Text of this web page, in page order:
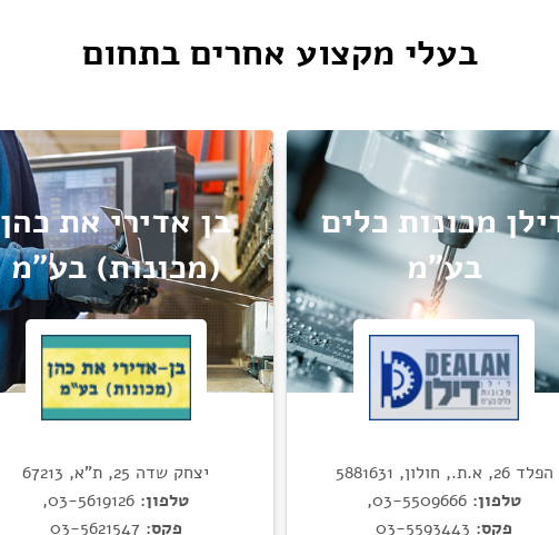
בעלי מקצוע אחרים בתחום
מכונות כלים
בע"מ
הפלד 26, א.ת., חולון, 5881631
טלפון: 03-5509666
,
פקס: 03-5593443
בן אדירי את כהן
(מכונות) בע"מ
יצחק שדה 25, ת"א, 67213
טלפון: 03-5619126
,
פקס: 03-5621547